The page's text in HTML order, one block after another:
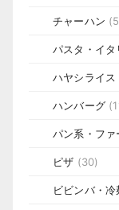
チャーハン
パスタ・イタ
ハヤシライス
ハンバーグ
パン系・ファ
ピザ (30)
ビビンバ・冷